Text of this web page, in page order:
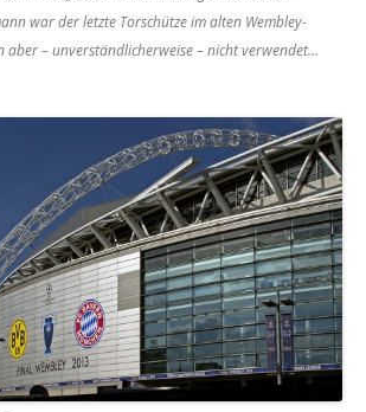
war der letzte Torschütze im alten Wembley-
aber – unverständlicherweise – nicht verwendet…